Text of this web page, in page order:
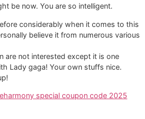
be now. You are so intelligent.
considerably when it comes to this
believe it from numerous various
are not interested except it is one
Lady gaga! Your own stuffs nice.
eharmony special coupon code 2025